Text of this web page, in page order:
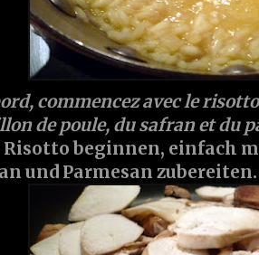
commencez avec le
de poule, du safran et du
Risotto beginnen, einfach
und Parmesan zubereiten.